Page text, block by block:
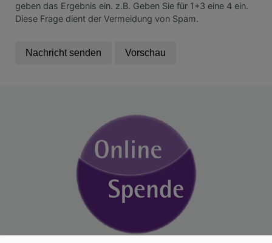
geben das Ergebnis ein. z.B. Geben Sie für 1+3 eine 4 ein.
Diese Frage dient der Vermeidung von Spam.